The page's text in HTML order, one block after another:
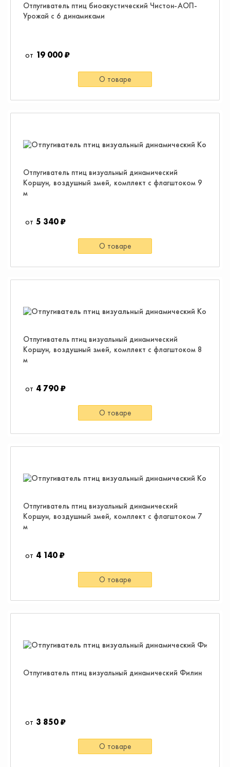
Отпугиватель птиц биоакустический Чистон-АОП-
Урожай с 6 динамиками
19 000 ₽
О товаре
Отпугиватель птиц визуальный динамический
Коршун, воздушный змей, комплект с флагштоком 9
м
5 340 ₽
О товаре
Отпугиватель птиц визуальный динамический
Коршун, воздушный змей, комплект с флагштоком 8
м
4 790 ₽
О товаре
Отпугиватель птиц визуальный динамический
Коршун, воздушный змей, комплект с флагштоком 7
м
4 140 ₽
О товаре
Отпугиватель птиц визуальный динамический Филин
3 850 ₽
О товаре